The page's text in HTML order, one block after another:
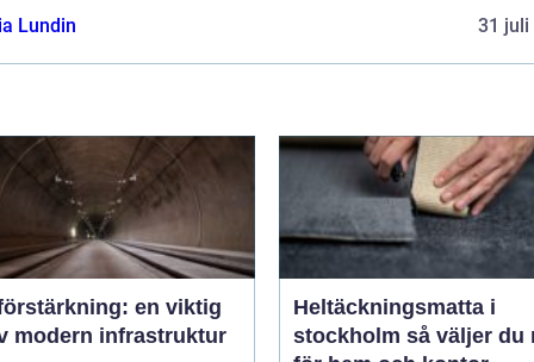
Lundin
31 juli
en viktig
modern infrastruktur
Heltäckningsmatta i
stockholm så väljer du rätt